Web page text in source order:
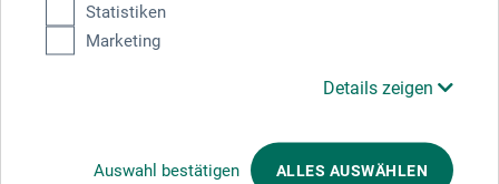
Statistiken
Marketing
Details zeigen
Auswahl bestätigen ALLES AUSWÄHLEN
Produktkategorier